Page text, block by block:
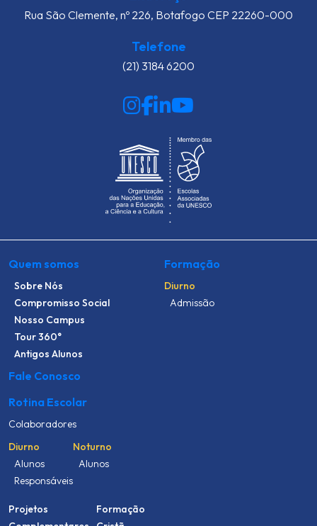
Rua São Clemente, nº 226, Botafogo CEP 22260-000
Telefone
(21) 3184 6200
Quem somos
Sobre Nós
Compromisso Social
Nosso Campus
Tour 360°
Antigos Alunos
Fale Conosco
Formação
Diurno
Admissão
Rotina Escolar
Colaboradores
Diurno
Alunos
Responsáveis
Noturno
Alunos
Projetos
Formação